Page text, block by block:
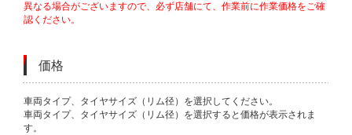
異なる場合がございますので、必ず店舗にて、作業前に作業価格をご確
認ください。
価格
VARIATIONS
車両タイプ、タイヤサイズ（リム径）を選択してください。
車両タイプ、タイヤサイズ（リム径）を選択すると価格が表示されま
す。